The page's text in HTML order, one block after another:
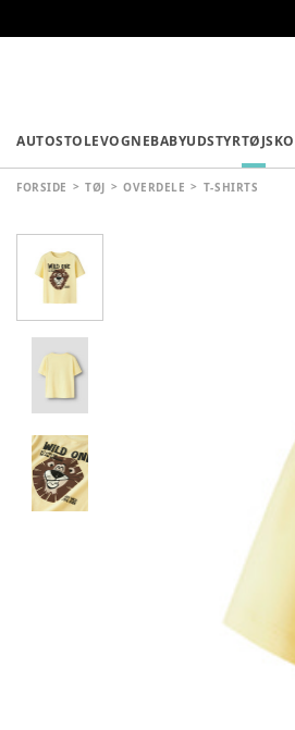
AUTOSTOLEVOGNEBABYUDSTYRTØJSKO
FORSIDE TØJ OVERDELE T-SHIRTS